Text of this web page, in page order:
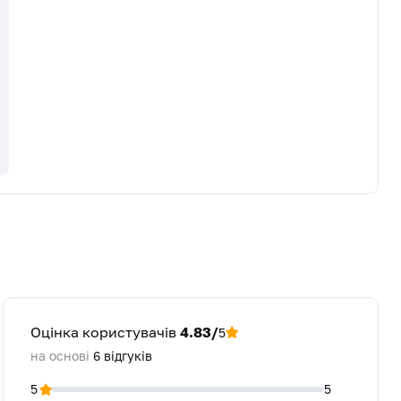
Оцінка користувачів 4.83/5
на основі 6 відгуків
5
5